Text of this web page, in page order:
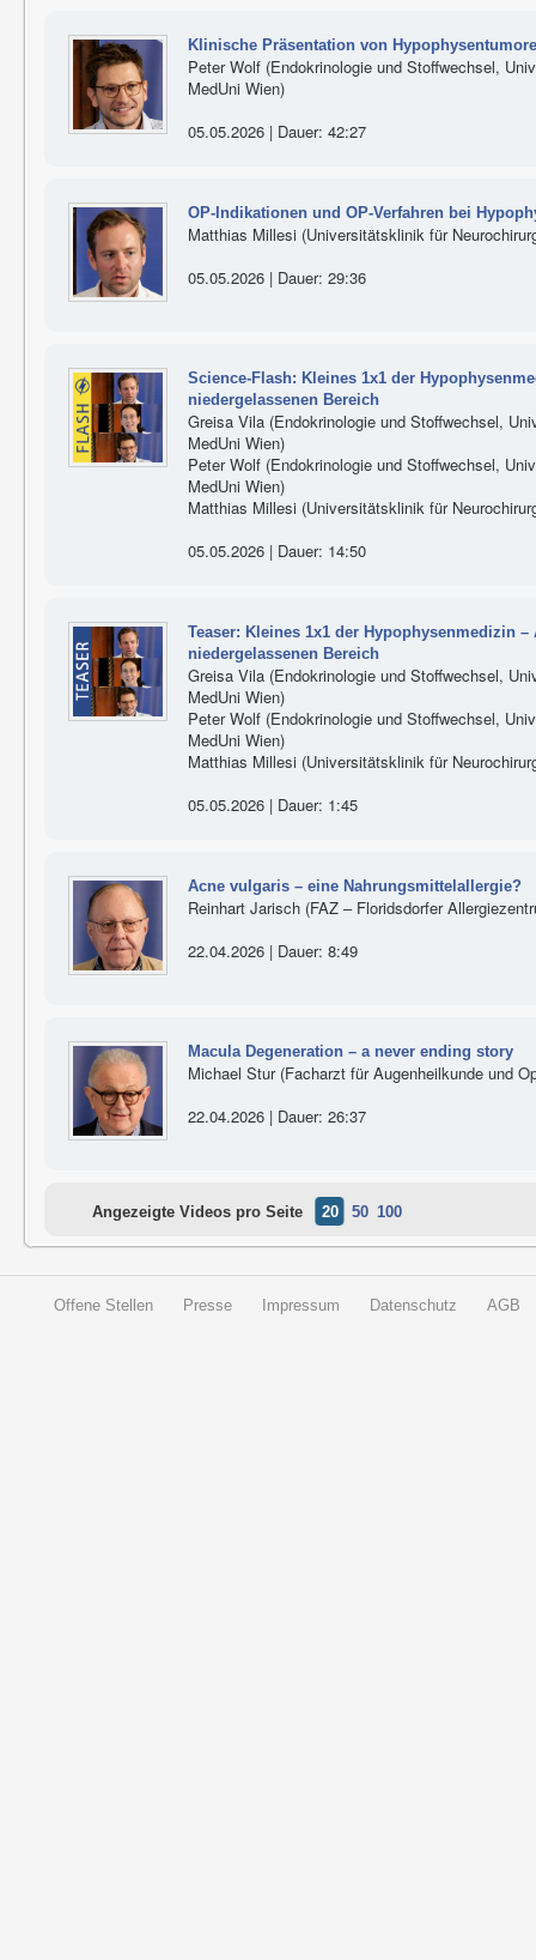
Klinische Präsentation von
Peter Wolf (Endokrinologie und Stoffwechsel,
MedUni Wien)
05.05.2026 | Dauer: 42:27
OP-Indikationen und OP-Verfahren bei
Matthias Millesi (Universitätsklinik für
05.05.2026 | Dauer: 29:36
Science-Flash: Kleines 1x1 der
niedergelassenen Bereich
Greisa Vila (Endokrinologie und Stoffwechsel,
MedUni Wien)
Peter Wolf (Endokrinologie und Stoffwechsel,
MedUni Wien)
Matthias Millesi (Universitätsklinik für
05.05.2026 | Dauer: 14:50
Teaser: Kleines 1x1 der Hypophysenmedizin
niedergelassenen Bereich
Greisa Vila (Endokrinologie und Stoffwechsel,
MedUni Wien)
Peter Wolf (Endokrinologie und Stoffwechsel,
MedUni Wien)
Matthias Millesi (Universitätsklinik für
05.05.2026 | Dauer: 1:45
Acne vulgaris – eine Nahrungsmittelallergie?
Reinhart Jarisch (FAZ – Floridsdorfer
22.04.2026 | Dauer: 8:49
Macula Degeneration – a never ending story
Michael Stur (Facharzt für Augenheilkunde und
22.04.2026 | Dauer: 26:37
Angezeigte Videos pro Seite 20 50 100
Offene Stellen Presse Impressum Datenschutz AGB